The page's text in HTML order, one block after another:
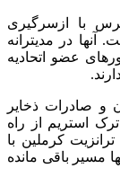
با ازسرگیری
آنها در مدیترانه
عضو اتحادیه
و صادرات ذخایر
استریم از راه
کرملین با
مسیر باقی مانده